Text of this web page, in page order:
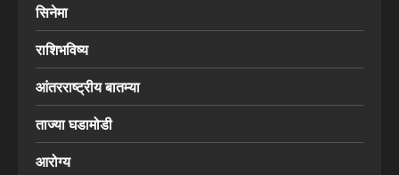
सिनेमा
राशिभविष्य
आंतरराष्ट्रीय बातम्या
ताज्या घडामोडी
आरोग्य